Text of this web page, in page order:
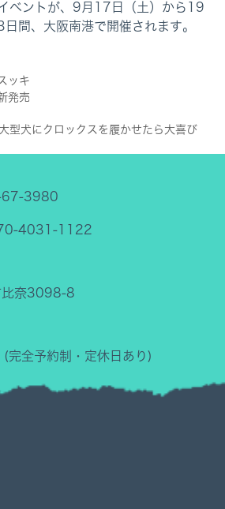
ベントが、9月17日（土）から19
間、大阪南港で開催されます。
ッキ
発売
大型犬にクロックスを履かせたら大喜び
67-3980
4031-1122
比奈3098-8
全予約制・定休日あり)